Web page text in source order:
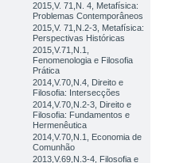
2015,V. 71,N. 4, Metafísica:
Problemas Contemporâneos
2015,V. 71,N.2-3, Metafísica:
Perspectivas Históricas
2015,V.71,N.1,
Fenomenologia e Filosofia
Prática
2014,V.70,N.4, Direito e
Filosofia: Intersecções
2014,V.70,N.2-3, Direito e
Filosofia: Fundamentos e
Hermenêutica
2014,V.70,N.1, Economia de
Comunhão
2013,V.69,N.3-4, Filosofia e